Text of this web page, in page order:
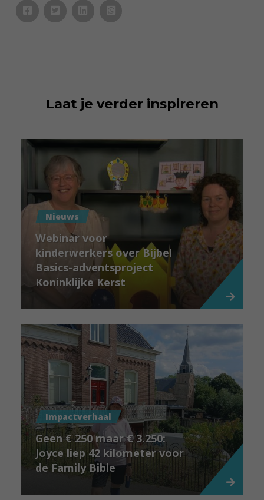
Laat je verder inspireren
Nieuws
Webinar voor
kinderwerkers over Bijbel
Basics-adventsproject
Koninklijke Kerst
Impactverhaal
Geen € 250 maar € 3.250:
Joyce liep 42 kilometer voor
de Family Bible